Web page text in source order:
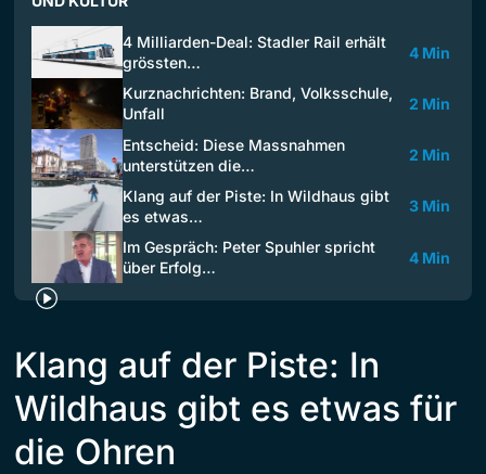
4 Milliarden-Deal: Stadler Rail erhält
grössten…
4 Min
Kurznachrichten: Brand, Volksschule,
Unfall
2 Min
Entscheid: Diese Massnahmen
unterstützen die…
2 Min
Klang auf der Piste: In Wildhaus gibt
es etwas…
3 Min
Im Gespräch: Peter Spuhler spricht
über Erfolg…
4 Min
Klang auf der Piste: In
Wildhaus gibt es etwas für
die Ohren